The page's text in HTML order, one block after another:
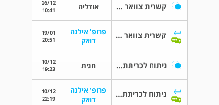
קשרית צוואר בלוטת תריס צד ימין אודליה
26/12
10:41
קשרית צוואר בלוטת תריס צד ימין
פרופ' אילנה
דואק
19/01
20:51
ניתוח לכריתת בלוטת התריס חגית
10/12
19:23
ניתוח לכריתת בלוטת התריס
פרופ' אילנה
דואק
10/12
22:19